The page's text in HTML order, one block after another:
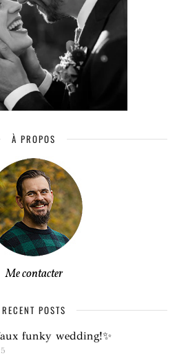
À PROPOS
Me contacter
RECENT POSTS
funky wedding!✨